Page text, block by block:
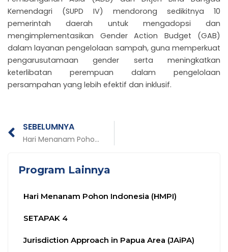
Kemendagri (SUPD IV) mendorong sedikitnya 10
pemerintah daerah untuk mengadopsi dan
mengimplementasikan Gender Action Budget (GAB)
dalam layanan pengelolaan sampah, guna memperkuat
pengarusutamaan gender serta meningkatkan
keterlibatan perempuan dalam pengelolaan
persampahan yang lebih efektif dan inklusif.
Prev
SEBELUMNYA
Hari Menanam Pohon Indonesia (HMPI)
Program Lainnya
Hari Menanam Pohon Indonesia (HMPI)
SETAPAK 4
Jurisdiction Approach in Papua Area (JAiPA)